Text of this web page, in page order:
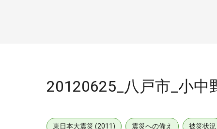
20120625_八戸市_小中
東日本大震災 (2011) 震災への備え 被災状況